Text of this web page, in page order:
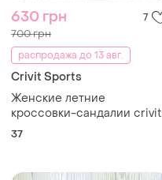
630 грн 7
700 грн
распродажа до 13 авг.
Crivit Sports
Женские летние
кроссовки-сандалии crivit
sports, 37/23,5 см
37